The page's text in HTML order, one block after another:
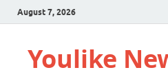
August 7, 2026
Youlike